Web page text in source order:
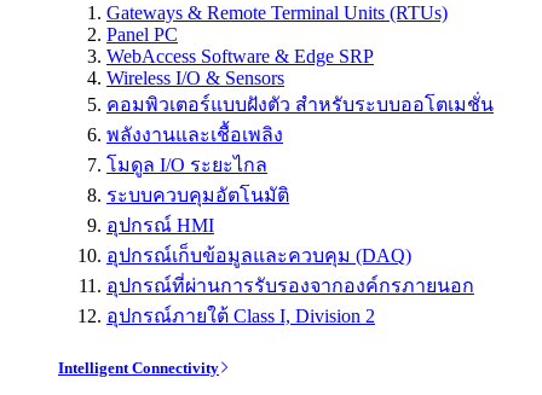
Gateways & Remote Terminal Units (RTUs)
Panel PC
WebAccess Software & Edge SRP
Wireless I/O & Sensors
คอมพิวเตอร์แบบฝังตัว สำหรับระบบออโตเมชั่น
พลังงานและเชื้อเพลิง
โมดูล I/O ระยะไกล
ระบบควบคุมอัตโนมัติ
อุปกรณ์ HMI
อุปกรณ์เก็บข้อมูลและควบคุม (DAQ)
อุปกรณ์ที่ผ่านการรับรองจากองค์กรภายนอก
อุปกรณ์ภายใต้ Class I, Division 2
Intelligent Connectivity